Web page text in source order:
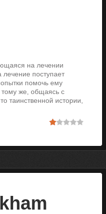
на лечении
поступает
помочь ему
тому же, общаясь с
таинственной истории,